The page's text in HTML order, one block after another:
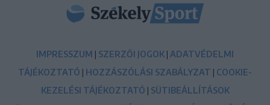
IMPRESSZUM | SZERZŐI JOGOK | ADATVÉDELMI
TÁJÉKOZTATÓ | HOZZÁSZÓLÁSI SZABÁLYZAT | COOKIE-
KEZELÉSI TÁJÉKOZTATÓ | SÜTIBEÁLLÍTÁSOK